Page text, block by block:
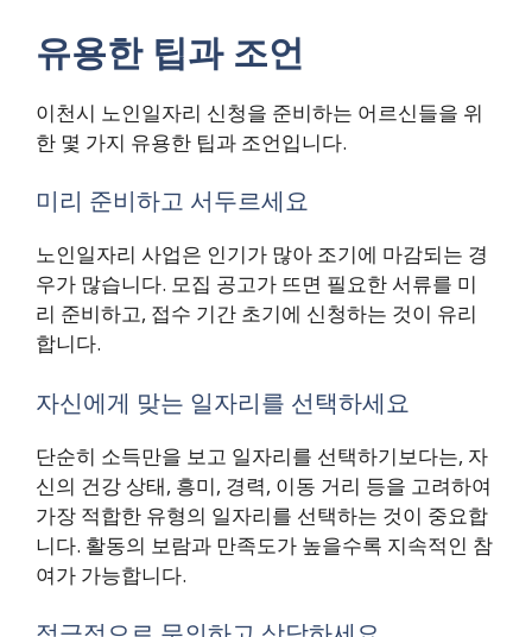
유용한 팁과 조언
이천시 노인일자리 신청을 준비하는 어르신들을 위
한 몇 가지 유용한 팁과 조언입니다.
미리 준비하고 서두르세요
노인일자리 사업은 인기가 많아 조기에 마감되는 경
우가 많습니다. 모집 공고가 뜨면 필요한 서류를 미
리 준비하고, 접수 기간 초기에 신청하는 것이 유리
합니다.
자신에게 맞는 일자리를 선택하세요
단순히 소득만을 보고 일자리를 선택하기보다는, 자
신의 건강 상태, 흥미, 경력, 이동 거리 등을 고려하여
가장 적합한 유형의 일자리를 선택하는 것이 중요합
니다. 활동의 보람과 만족도가 높을수록 지속적인 참
여가 가능합니다.